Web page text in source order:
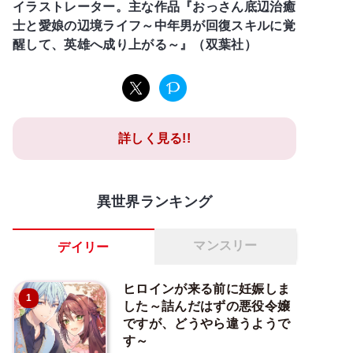
イラストレーター。主な作品『おっさん底辺治癒
士と愛娘の辺境ライフ～中年男が回復スキルに覚
醒して、英雄へ成り上がる～』（双葉社）
詳しく見る!!
異世界ランキング
デイリー マンスリー
1
ヒロインが来る前に妊娠しま
した～詰んだはずの悪役令嬢
ですが、どうやら違うようで
す～